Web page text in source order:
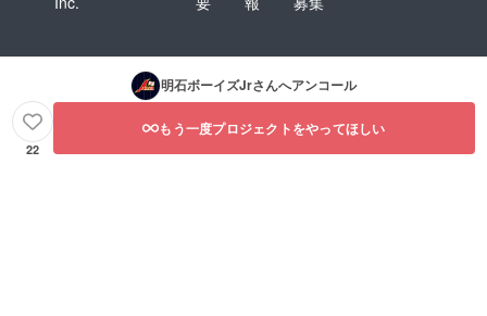
明石ボーイズJrさんへアンコール
22
もう一度プロジェクトをやってほしい